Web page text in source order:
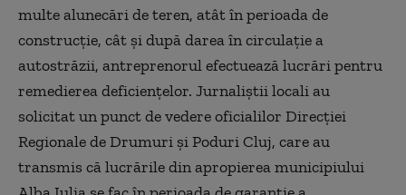
multe alunecări de teren, atât în perioada de
construcţie, cât şi după darea în circulaţie a
autostrăzii, antreprenorul efectuează lucrări pentru
remedierea deficienţelor. Jurnaliştii locali au
solicitat un punct de vedere oficialilor Direcţiei
Regionale de Drumuri şi Poduri Cluj, care au
transmis că lucrările din apropierea municipiului